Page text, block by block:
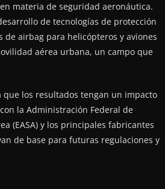
materia de seguridad aeronáutica.
de tecnologías de protección
airbag para helicópteros y aviones
aérea urbana, un campo que
que los resultados tengan un impacto
la Administración Federal de
(EASA) y los principales fabricantes
de base para futuras regulaciones y